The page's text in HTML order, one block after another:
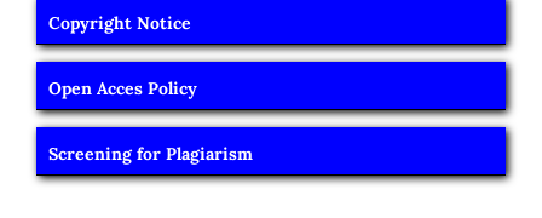
Copyright Notice
Open Acces Policy
Screening for Plagiarism